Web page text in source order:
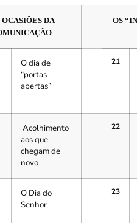
OCASIÕES DA
OS
O dia de
“portas
abertas”
21
Acolhimento
aos que
chegam de
novo
22
O Dia do
Senhor
23